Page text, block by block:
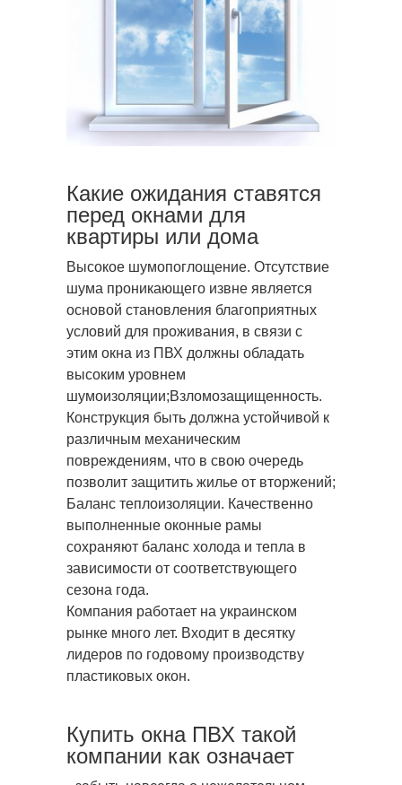
Какие ожидания ставятся
перед окнами для
квартиры или дома
Высокое шумопоглощение. Отсутствие
шума проникающего извне является
основой становления благоприятных
условий для проживания, в связи с
этим окна из ПВХ должны обладать
высоким уровнем
шумоизоляции;Взломозащищенность.
Конструкция быть должна устойчивой к
различным механическим
повреждениям, что в свою очередь
позволит защитить жилье от вторжений;
Баланс теплоизоляции. Качественно
выполненные оконные рамы
сохраняют баланс холода и тепла в
зависимости от соответствующего
сезона года.
Компания работает на украинском
рынке много лет. Входит в десятку
лидеров по годовому производству
пластиковых окон.
Купить окна ПВХ такой
компании как означает